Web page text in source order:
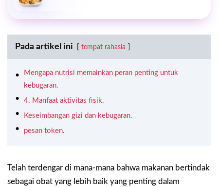
Pada artikel ini tempat rahasia
Mengapa nutrisi memainkan peran penting untuk
kebugaran.
4. Manfaat aktivitas fisik.
Keseimbangan gizi dan kebugaran.
pesan token.
Telah terdengar di mana-mana bahwa makanan bertindak
sebagai obat yang lebih baik yang penting dalam